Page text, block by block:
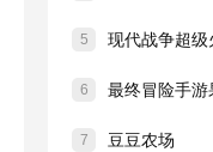
5 现代战争超级
6 最终冒险手游
7 豆豆农场